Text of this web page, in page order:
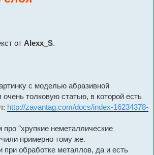
от Alexx_S.
с моделью абразивной
толковую статью, в которой есть
http://zavantag.com/docs/index-16234378-
про "хрупкие неметаллические
примерно тому же.
при обработке металлов, да и есть